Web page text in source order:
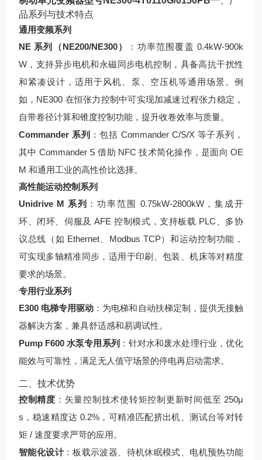
品系列与技术特点
通用变频系列
NE 系列（NE200/NE300）
：功率范围覆盖 0.4kW-900k
W，支持异步电机和永磁同步电机控制，具备高抗干扰性
和紧凑设计，适用于风机、泵、空压机等通用场景。例
如，NE300 在恒张力控制中可实现加减速过程张力稳定，
自带卷径计算和锥度控制功能，提升收卷效率与质量。
Commander 系列 ：包括 Commander C/S/X 等子系列，
其中 Commander S 借助 NFC 技术简化操作，是面向 OE
M 和通用工业的高性价比选择。
高性能运动控制系列
Unidrive M 系列 ：功率范围 0.75kW-2800kW，集成开
环、闭环、伺服及 AFE 控制模式，支持板载 PLC、多协
议总线（如 Ethernet、Modbus TCP）和运动控制功能，
可实现多轴精准同步，适用于印刷、包装、机床等对精度
要求的场景。
专用行业系列
E300 电梯专用驱动 ：为电梯和自动扶梯定制，提供无接触
器解决方案，兼具舒适感和易调试性。
Pump F600 水泵专用系列 ：针对水和废水处理行业，优化
能效与可靠性，满足无人值守场景的停电再启动需求。
二、技术优势
控制精度 ：矢量控制技术使转矩控制更新时间低至 250μ
s，稳速精度达 0.2%，可精准匹配挤出机、测试台等对转
矩 / 速度要求严苛的应用。
智能化设计：板载示波器、待机休眠模式、电机预热功能